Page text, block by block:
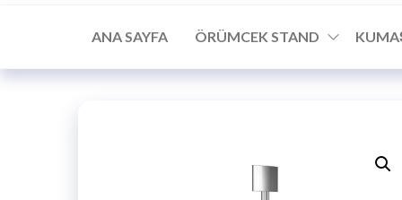
ANA SAYFA ÖRÜMCEK STAND